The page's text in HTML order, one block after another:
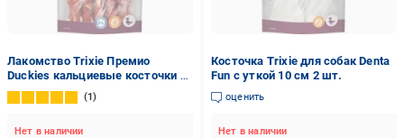
Лакомство Trixie Премио
Duckies кальциевые косточки с
уткой 100 г арт.31538
1
Нет в наличии
Косточка Trixie для собак Denta
Fun с уткой 10 см 2 шт.
оценить
Нет в наличии